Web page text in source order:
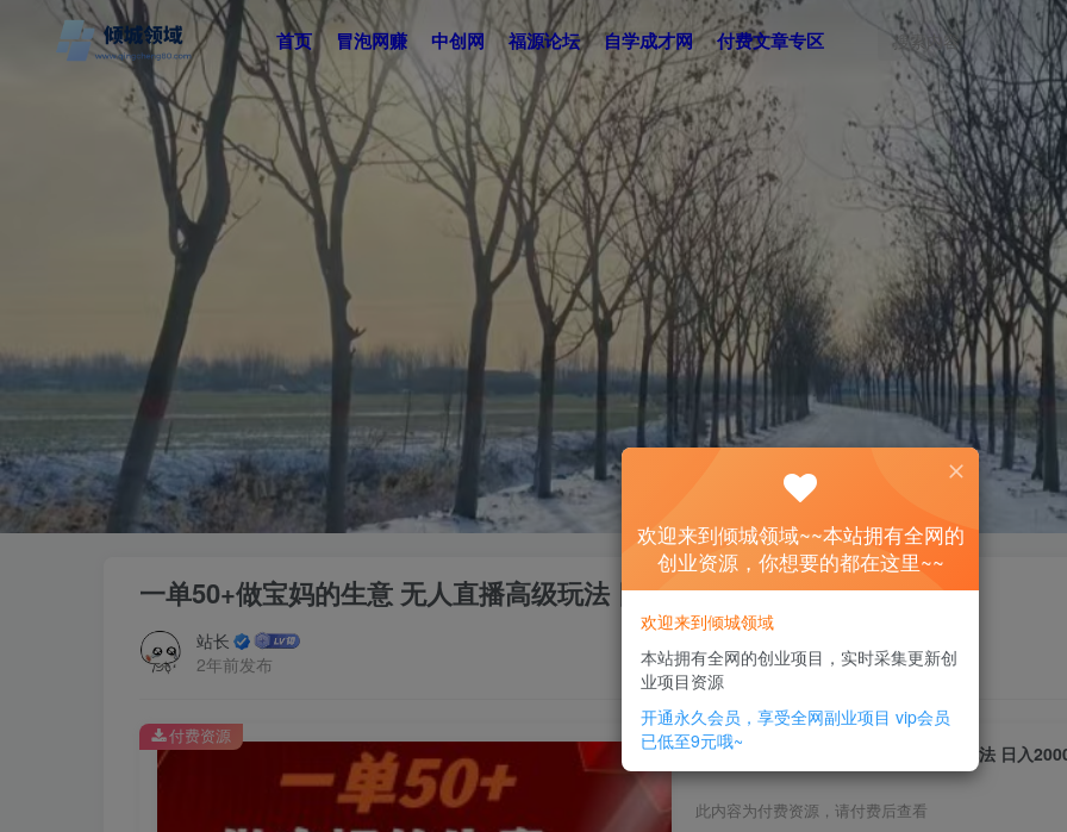
首页 冒泡网赚 中创网 福源论坛 自学成才网 付费文章专区
一单50+做宝妈的生意 无人直播高级玩法 日入2000+
站长
2年前发布
一单50+做宝妈的生意 无人直播高级玩法 日入
此内容为付费资源，请付费后查看
付费资源
欢迎来到倾城领域~~本站拥有全网的
创业资源，你想要的都在这里~~
欢迎来到倾城领域
本站拥有全网的创业项目，实时采集更新创
业项目资源
开通永久会员，享受全网副业项目 vip会员
已低至9元哦~